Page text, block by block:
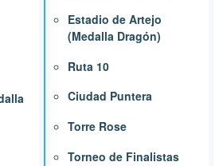
Estadio de Artejo
(Medalla Dragón)
Ruta 10
Ciudad Puntera
Torre Rose
Torneo de Finalistas